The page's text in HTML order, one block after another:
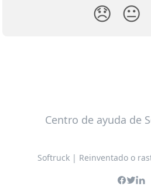
😞 😐
Centro de ayuda de
Softruck | Reinventado o